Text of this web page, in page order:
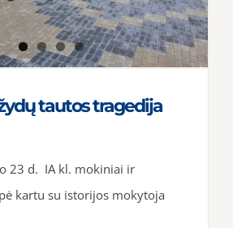
tautos tragedija
23 d. IA kl. mokiniai ir
kartu su istorijos mokytoja